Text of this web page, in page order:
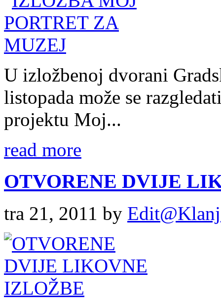
U izložbenoj dvorani
listopada može se
projektu Moj...
read more
OTVORENE DVIJE
tra 21, 2011 by